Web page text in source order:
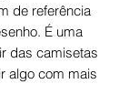
de referência
É uma
das camisetas
algo com mais